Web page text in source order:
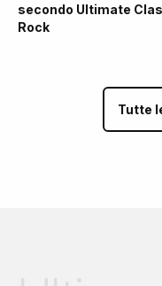
secondo Ultimate
Rock
Tutte